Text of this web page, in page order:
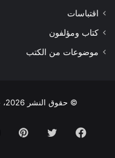
اقتباسات
كتاب ومؤلفون
موضوعات من الكتب
© حقوق النشر 2026، جميع الحقوق محفوظة |
فيسبوك تويتر